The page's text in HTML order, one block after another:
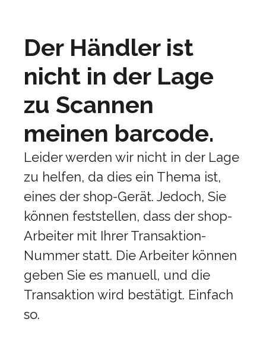
Der Händler ist
nicht in der Lage
zu Scannen
meinen barcode.
Leider werden wir nicht in der Lage
zu helfen, da dies ein Thema ist,
eines der shop-Gerät. Jedoch, Sie
können feststellen, dass der shop-
Arbeiter mit Ihrer Transaktion-
Nummer statt. Die Arbeiter können
geben Sie es manuell, und die
Transaktion wird bestätigt. Einfach
so.